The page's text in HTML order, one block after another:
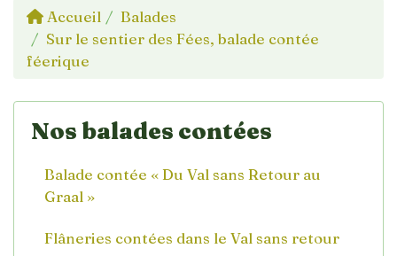
Accueil
Balades
Sur le sentier des Fées, balade contée
féerique
Nos balades contées
Balade contée « Du Val sans Retour au
Graal »
Flâneries contées dans le Val sans retour